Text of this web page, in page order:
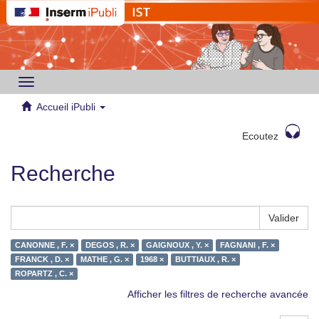
Toggle
navigation
Accueil iPubli
Ecoutez
Recherche
Valider
CANONNE , F. × DEGOS , R. × GAIGNOUX , Y. ×
FAGNANI , F. ×
FRANCK , D. ×
MATHE , G. × 1968 ×
BUTTIAUX , R. ×
ROPARTZ , C. ×
Afficher les filtres de recherche avancée